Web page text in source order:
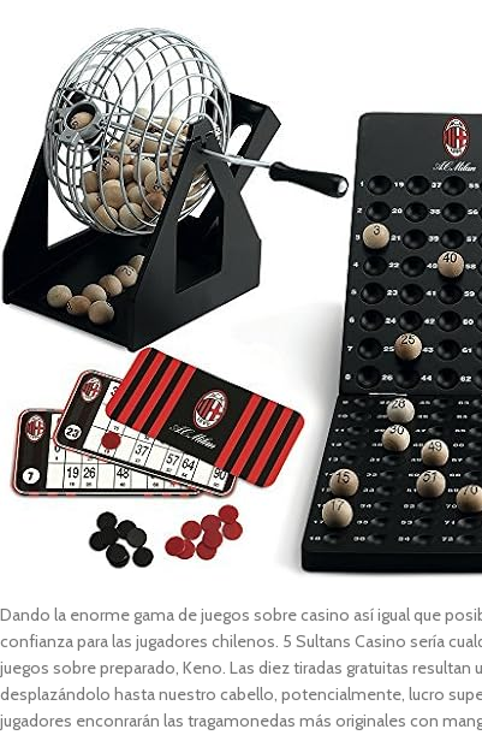
Dando la enorme gama de juegos sobre casino así­ igual que
confianza para las jugadores chilenos. 5 Sultans Casino serí­a
juegos sobre preparado, Keno. Las diez tiradas gratuitas
desplazándolo hasta nuestro cabello, potencialmente, lucro
jugadores enconrarán las tragamonedas más originales con